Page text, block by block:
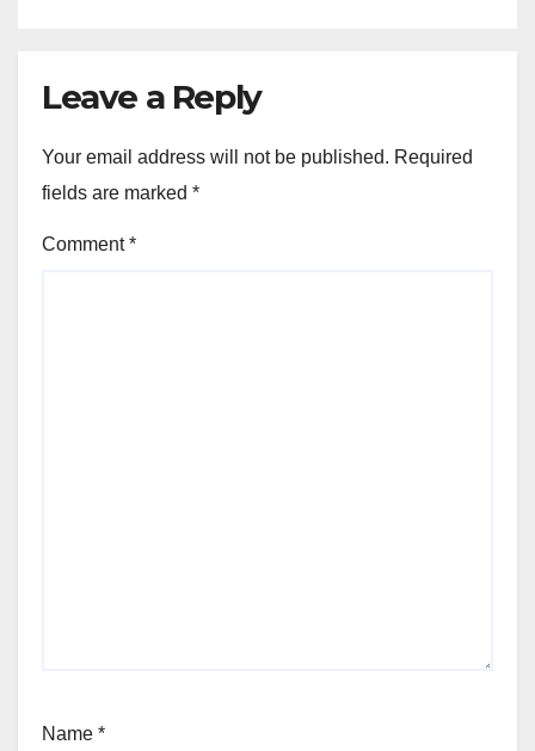
Leave a Reply
Your email address will not be published. Required
fields are marked *
Comment*
Name *